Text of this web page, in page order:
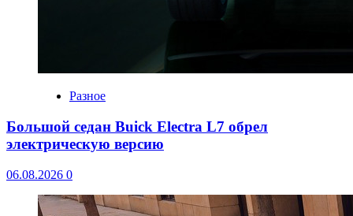
Разное
Большой седан Buick Electra L7 обрел
электрическую версию
06.08.2026 0